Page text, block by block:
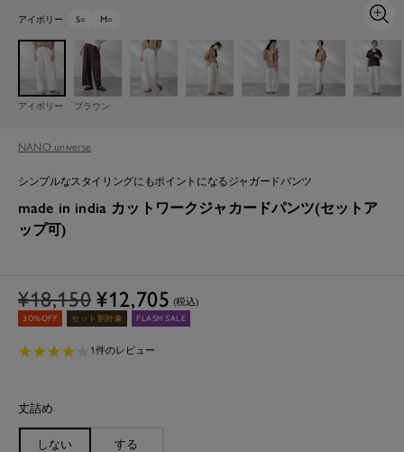
アイボリー S○ M○
ズ
ム
イ
ン
アイボリー
ブラウン
NANO universe
シンプルなスタイリングにもポイントになるジャガードパンツ
made in india カットワークジャカードパンツ(セットア
ップ可)
通
常
価
格
¥18,150 セ
ー
ル
価
¥12,705 (税込)
30%OFF セット割対象 FLASH SALE
★★★★
★★★★ 1件のレビュー
丈詰め
しない する